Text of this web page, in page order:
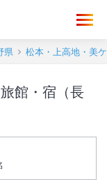
県 松本・上高地・美
館・宿（長